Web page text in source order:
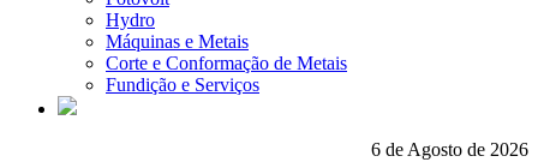
Hydro
Máquinas e Metais
Corte e Conformação de Metais
Fundição e Serviços
6 de Agosto de 2026